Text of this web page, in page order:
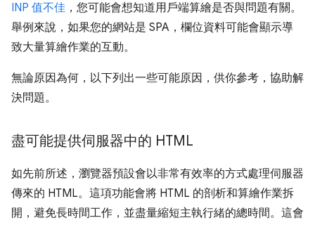
INP 值不佳 ，您可能會想知道用戶端算繪是否與問題有關。
舉例來說，如果您的網站是 SPA，欄位資料可能會顯示導
致大量算繪作業的互動。
無論原因為何，以下列出一些可能原因，供你參考，協助解
決問題。
盡可能提供伺服器中的 HTML
如先前所述，瀏覽器預設會以非常有效率的方式處理伺服器
傳來的 HTML。這項功能會將 HTML 的剖析和算繪作業拆
開，避免長時間工作，並盡量縮短主執行緒的總時間。這會